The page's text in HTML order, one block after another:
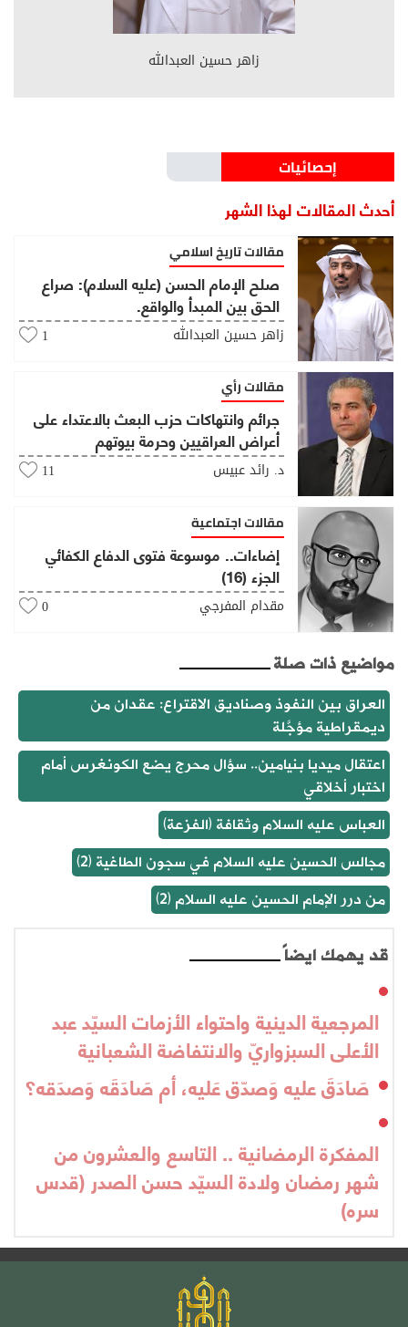
زاهر حسين العبدالله
إحصائيات
أحدث المقالات لهذا الشهر
مقالات تاريخ اسلامي
صلح الإمام الحسن (عليه السلام): صراع
الحق بين المبدأ والواقع.
زاهر حسين العبدالله 1
مقالات رأي
جرائم وانتهاكات حزب البعث بالاعتداء على
أعراض العراقيين وحرمة بيوتهم
د. رائد عبيس 11
مقالات اجتماعية
إضاءات.. موسوعة فتوى الدفاع الكفائي
الجزء (16)
مقدام المفرجي 0
مواضيع ذات صلة
العراق بين النفوذ وصناديق الاقتراع: عقدان من
ديمقراطية مؤجَّلة
اعتقال ميديا بنيامين.. سؤال محرج يضع الكونغرس أمام
اختبار أخلاقي
العباس عليه السلام وثقافة (الفزعة)
مجالس الحسين عليه السلام في سجون الطاغية (2)
من درر الإمام الحسين عليه السلام (2)
قد يهمك ايضاً
المرجعية الدينية واحتواء الأزمات السيّد عبد
الأعلى السبزواريّ والانتفاضة الشعبانية
صَادَقَ عليه وَصدّق عَليه، أم صَادَقَه وَصدَقه؟
المفكرة الرمضانية .. التاسع والعشرون من
شهر رمضان ولادة السيّد حسن الصدر (قدس
سره)